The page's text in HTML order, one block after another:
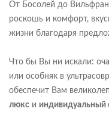
От Босолей до
роскошь и комфорт,
жизни благодаря
Что бы Вы ни искали:
или особняк в
обеспечит Вам
люкс и индивидуальный